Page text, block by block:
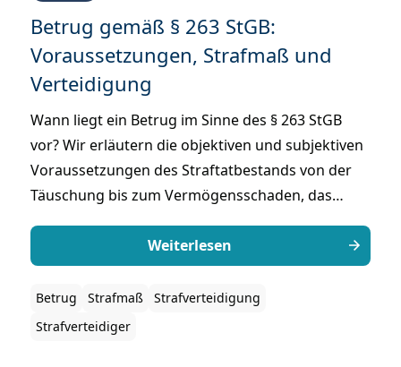
Betrug gemäß § 263 StGB:
Voraussetzungen, Strafmaß und
Verteidigung
Wann liegt ein Betrug im Sinne des § 263 StGB
vor? Wir erläutern die objektiven und subjektiven
Voraussetzungen des Straftatbestands von der
Täuschung bis zum Vermögensschaden, das
sowie die wichtigsten Ansatzpunkte für die
Verteidigung.
Weiterlesen
Betrug Strafmaß
Strafverteidigung
Strafverteidiger